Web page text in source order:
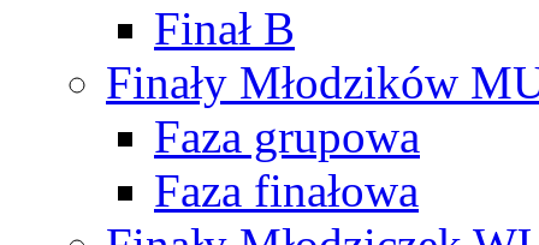
Finał B
Finały Młodzików
Faza grupowa
Faza finałowa